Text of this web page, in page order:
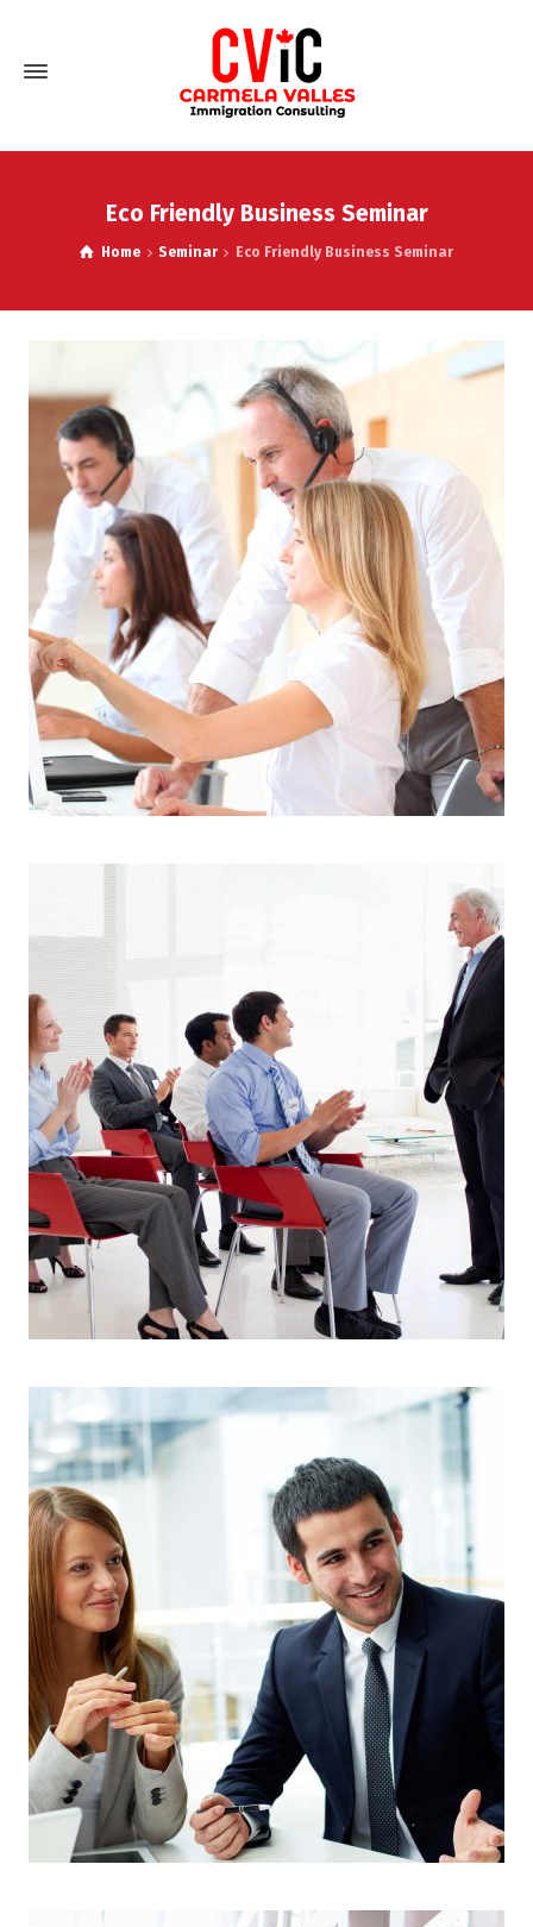
Eco Friendly Business Seminar
Home Seminar Eco Friendly Business Seminar